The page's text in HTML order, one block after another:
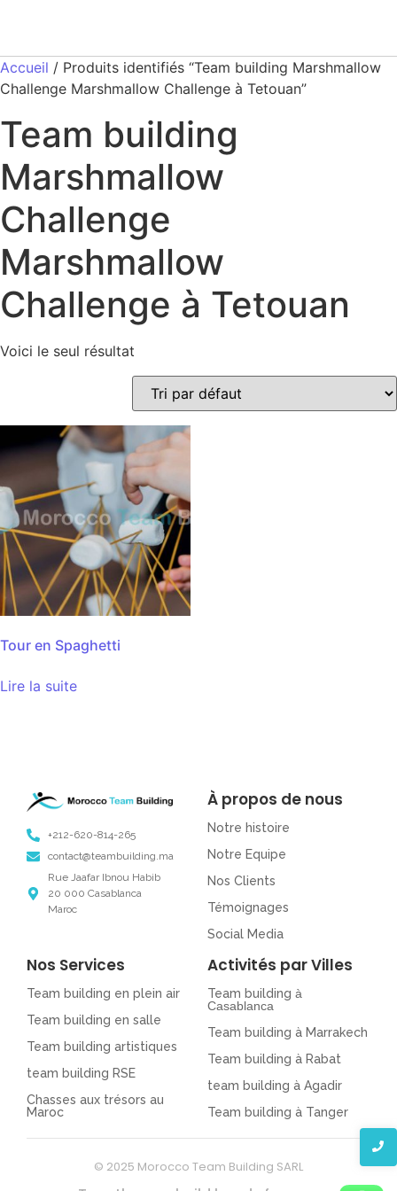
Accueil / Produits identifiés “Team building Marshmallow
Challenge Marshmallow Challenge à Tetouan”
Team building
Marshmallow
Challenge
Marshmallow
Challenge à Tetouan
Voici le seul résultat
Tour en Spaghetti
Lire la suite
+212-620-814-265
contact@teambuilding.ma
Rue Jaafar Ibnou Habib
20 000 Casablanca
Maroc
À propos de nous
Notre histoire
Notre Equipe
Nos Clients
Témoignages
Social Media
Nos Services
Team building en plein air
Team building en salle
Team building artistiques
team building RSE
Chasses aux trésors au
Maroc
Activités par Villes
Team building à
Casablanca
Team building à Marrakech
Team building à Rabat
team building à Agadir
Team building à Tanger
© 2025 Morocco Team Building SARL